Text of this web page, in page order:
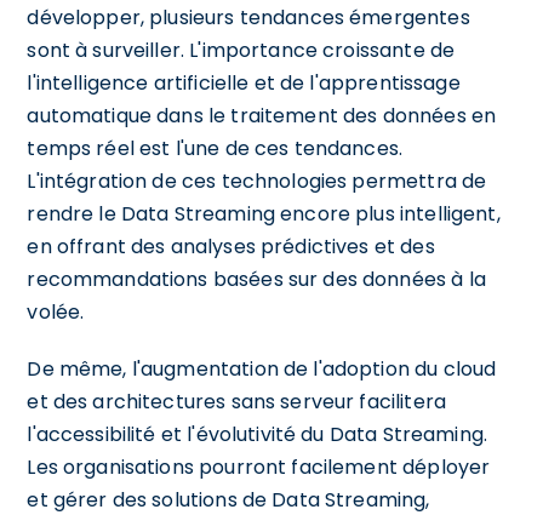
développer, plusieurs tendances émergentes
sont à surveiller. L'importance croissante de
l'intelligence artificielle et de l'apprentissage
automatique dans le traitement des données en
temps réel est l'une de ces tendances.
L'intégration de ces technologies permettra de
rendre le Data Streaming encore plus intelligent,
en offrant des analyses prédictives et des
recommandations basées sur des données à la
volée.
De même, l'augmentation de l'adoption du cloud
et des architectures sans serveur facilitera
l'accessibilité et l'évolutivité du Data Streaming.
Les organisations pourront facilement déployer
et gérer des solutions de Data Streaming,